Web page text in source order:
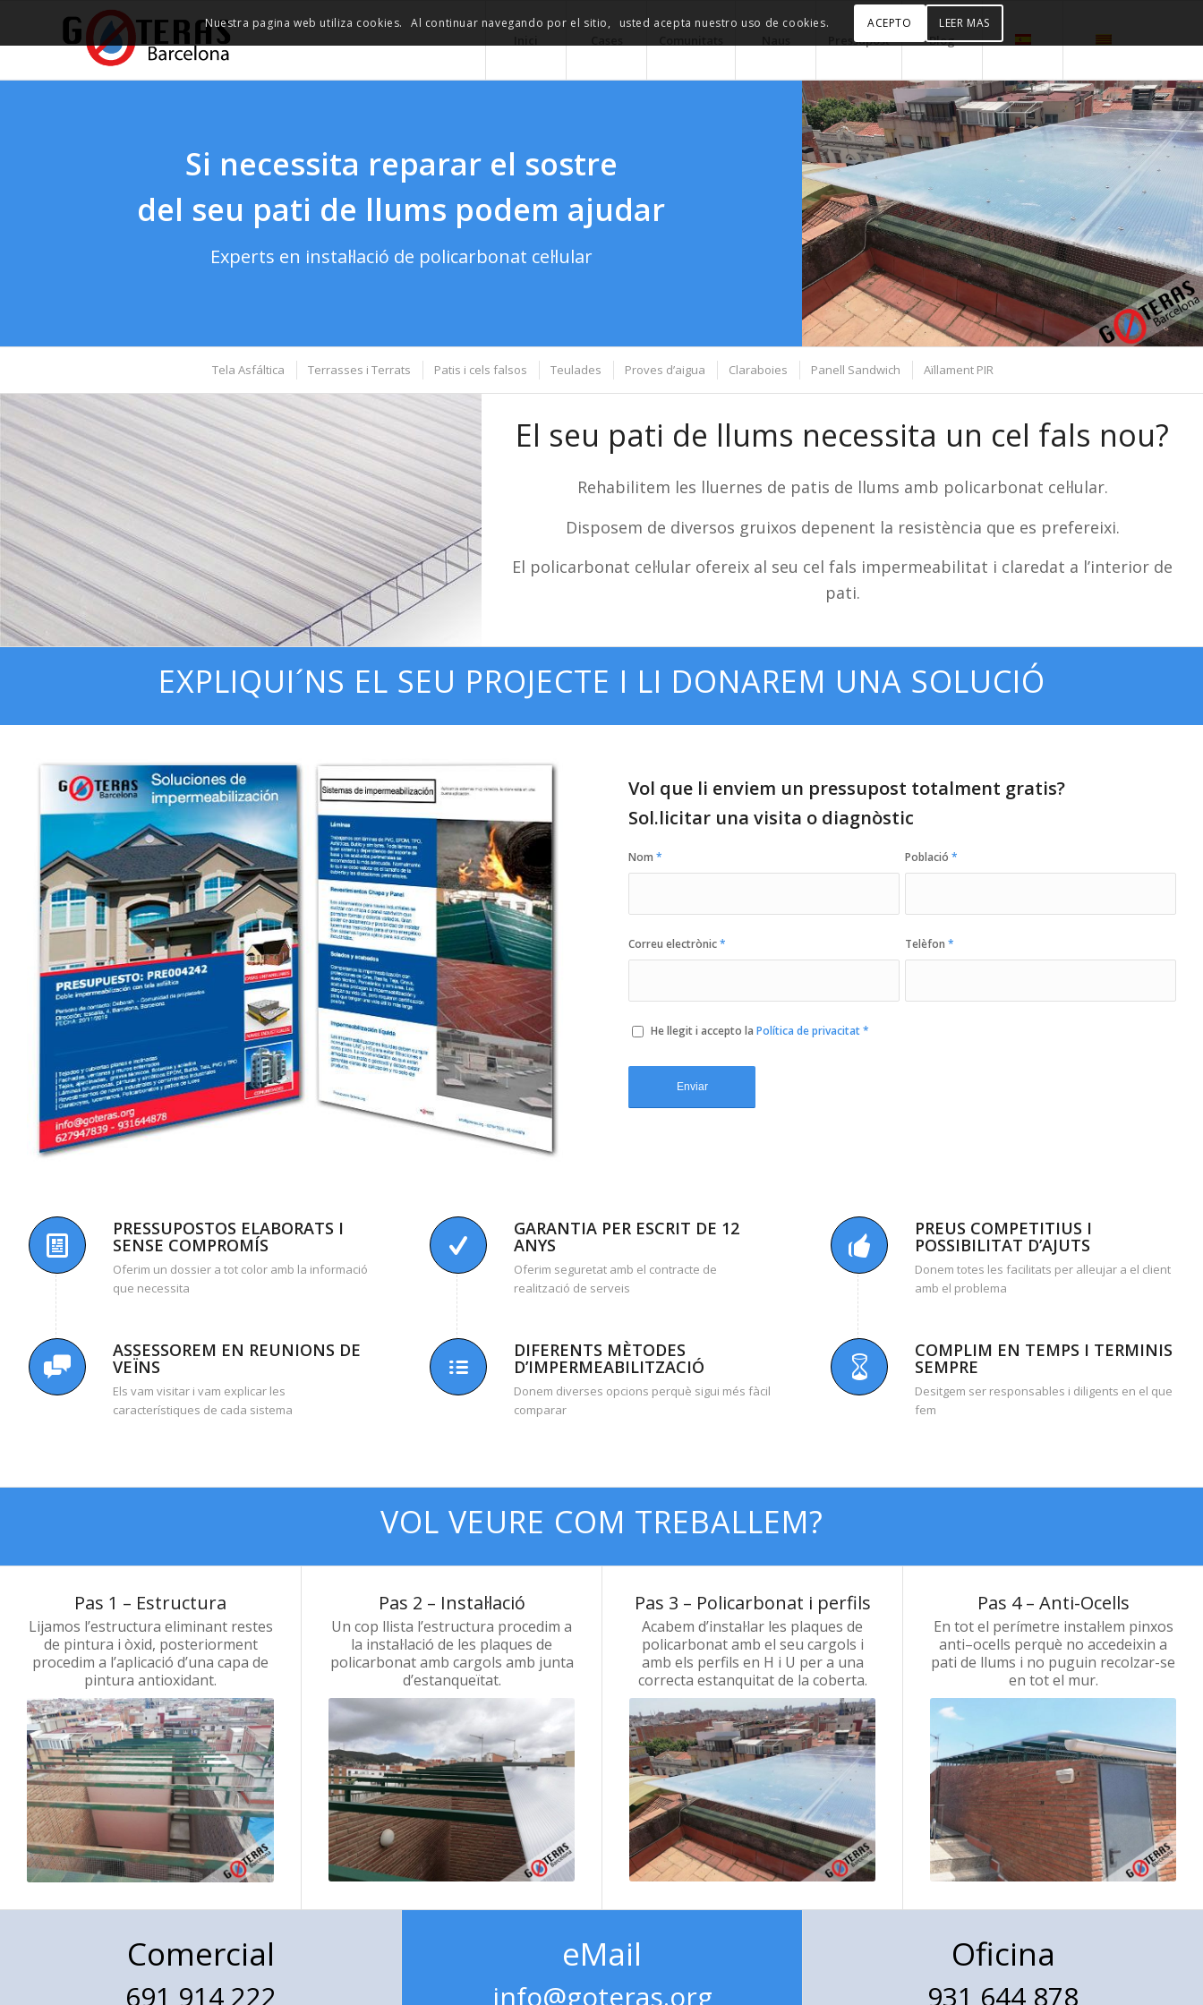
Pressupost Blog
Si necessita reparar el sostre
del seu pati de llums podem ajudar
Experts en instal·lació de policarbonat cel·lular
Tela Asfáltica Terrasses i Terrats Patis i cels falsos Teulades Proves d’aigua Claraboies Panell Sandwich Aïllament PIR
El seu pati de llums necessita un cel fals nou?
Rehabilitem les lluernes de patis de llums amb policarbonat cel·lular.
Disposem de diversos gruixos depenent la resistència que es prefereixi.
El policarbonat cel·lular ofereix al seu cel fals impermeabilitat i claredat a l’interior de
pati.
EXPLIQUI´NS EL SEU PROJECTE I LI DONAREM UNA SOLUCIÓ
Vol que li enviem un pressupost totalment gratis?
Sol.licitar una visita o diagnòstic
Nom * Població*
Correu electrònic* Telèfon*
He llegit i accepto la Política de privacitat*
PRESSUPOSTOS ELABORATS I
SENSE COMPROMÍS
Oferim un dossier a tot color amb la informació
que necessita
ASSESSOREM EN REUNIONS DE
VEÏNS
Els vam visitar i vam explicar les
característiques de cada sistema
GARANTIA PER ESCRIT DE 12
ANYS
Oferim seguretat amb el contracte de
realització de serveis
DIFERENTS MÈTODES
D’IMPERMEABILITZACIÓ
Donem diverses opcions perquè sigui més fàcil
comparar
PREUS COMPETITIUS I
POSSIBILITAT D’AJUTS
Donem totes les facilitats per alleujar a el client
amb el problema
COMPLIM EN TEMPS I TERMINIS
SEMPRE
Desitgem ser responsables i diligents en el que
fem
VOL VEURE COM TREBALLEM?
Pas 1 – Estructura
Lijamos l’estructura eliminant restes
de pintura i òxid, posteriorment
procedim a l’aplicació d’una capa de
pintura antioxidant.
Pas 2 – Instal·lació
Un cop llista l’estructura procedim a
la instal·lació de les plaques de
policarbonat amb cargols amb junta
d’estanqueïtat.
Pas 3 – Policarbonat i perfils
Acabem d’instal·lar les plaques de
policarbonat amb el seu cargols i
amb els perfils en H i U per a una
correcta estanquitat de la coberta.
Pas 4 – Anti-Ocells
En tot el perímetre instal·lem pinxos
anti–ocells perquè no accedeixin a
pati de llums i no puguin recolzar-se
en tot el mur.
Comercial
691 914 222
eMail
info@goteras.org
Oficina
931 644 878
Nuestra pagina web utiliza cookies. Al continuar navegando por el sitio, usted acepta nuestro uso de cookies. ACEPTO LEER MAS